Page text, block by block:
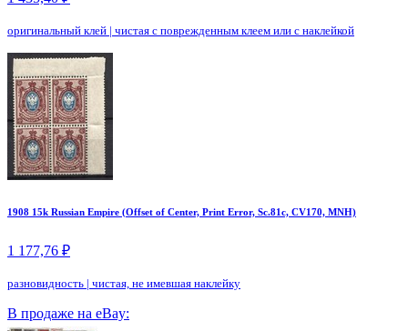
оригинальный клей | чистая с поврежденным клеем или с наклейкой
1908 15k Russian Empire (Offset of Center, Print Error, Sc.81c, CV170, MNH)
1 177,76 ₽
разновидность | чистая, не имевшая наклейку
В продаже на eBay: